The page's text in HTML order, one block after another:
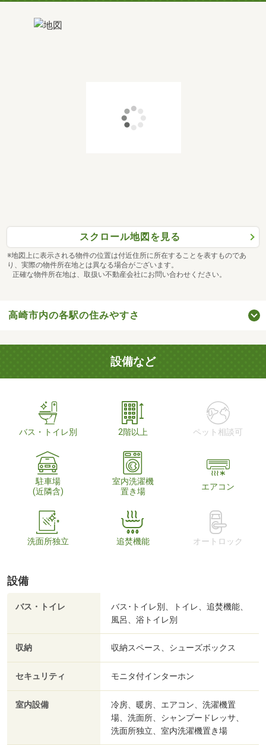
スクロール地図を見る
※地図上に表示される物件の位置は付近住所に所在することを表すものであ
り、実際の物件所在地とは異なる場合がございます。
正確な物件所在地は、取扱い不動産会社にお問い合わせください。
高崎市内の各駅の住みやすさ
設備など
バス・トイレ別 2階以上 ペット相談可
駐車場
(近隣含)
室内洗濯機
置き場
エアコン
洗面所独立 追焚機能 オートロック
設備
バス・トイレ
バス･トイレ別、トイレ、追焚機能、
風呂、浴トイレ別
収納 収納スペース、シューズボックス
セキュリティ モニタ付インターホン
室内設備
冷房、暖房、エアコン、洗濯機置
場、洗面所、シャンプードレッサ、
洗面所独立、室内洗濯機置き場